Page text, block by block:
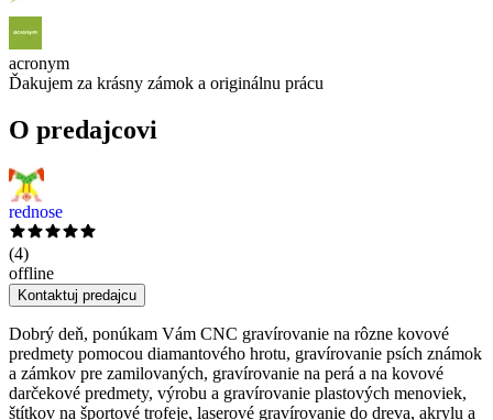
acronym
Ďakujem za krásny zámok a originálnu prácu
O predajcovi
rednose
(4)
offline
Kontaktuj predajcu
Dobrý deň, ponúkam Vám CNC gravírovanie na rôzne kovové
predmety pomocou diamantového hrotu, gravírovanie psích známok
a zámkov pre zamilovaných, gravírovanie na perá a na kovové
darčekové predmety, výrobu a gravírovanie plastových menoviek,
štítkov na športové trofeje, laserové gravírovanie do dreva, akrylu a